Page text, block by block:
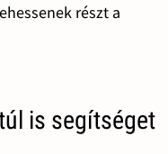
részt a
is segítséget